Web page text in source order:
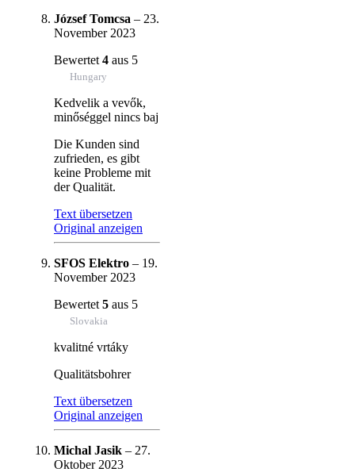
József Tomcsa – 23.
November 2023
Bewertet 4 aus 5
Hungary
Kedvelik a vevők,
minőséggel nincs baj
Die Kunden sind
zufrieden, es gibt
keine Probleme mit
der Qualität.
Text übersetzen
Original anzeigen
SFOS Elektro – 19.
November 2023
Bewertet 5 aus 5
Slovakia
kvalitné vrtáky
Qualitätsbohrer
Text übersetzen
Original anzeigen
Michal Jasik – 27.
Oktober 2023